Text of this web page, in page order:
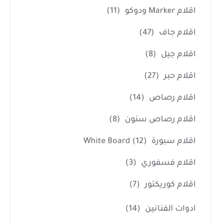
اقلام Marker ودوكو (11)
اقلام جاف (47)
اقلام جيل (8)
اقلام حبر (27)
اقلام رصاص (14)
اقلام رصاص سنون (8)
اقلام سبورة White Board (12)
اقلام فسفوري (3)
اقلام كوريكتور (7)
ادوات الفنانين (14)